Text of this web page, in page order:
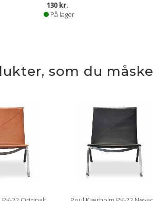
130 kr.
På lager
som du